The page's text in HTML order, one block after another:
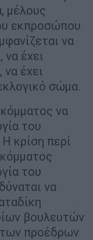
μέλους
εκπροσώπου
να
να έχει
να έχει
σώμα.
να
του
κρίση περί
του
να
βουλευτών
προέδρων